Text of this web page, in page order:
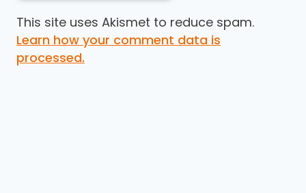
This site uses Akismet to reduce spam.
Learn how your comment data is
processed.